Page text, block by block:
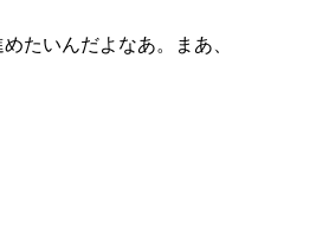
たいんだよなあ。まあ、